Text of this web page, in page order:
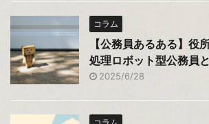
コラム
【公務員あるある】役
処理ロボット型公務員
2025/6/28